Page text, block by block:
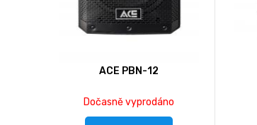
ACE PBN-12
Dočasně vyprodáno